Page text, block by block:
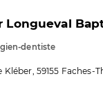
Longueval
dentiste
Kléber, 59155 Faches-